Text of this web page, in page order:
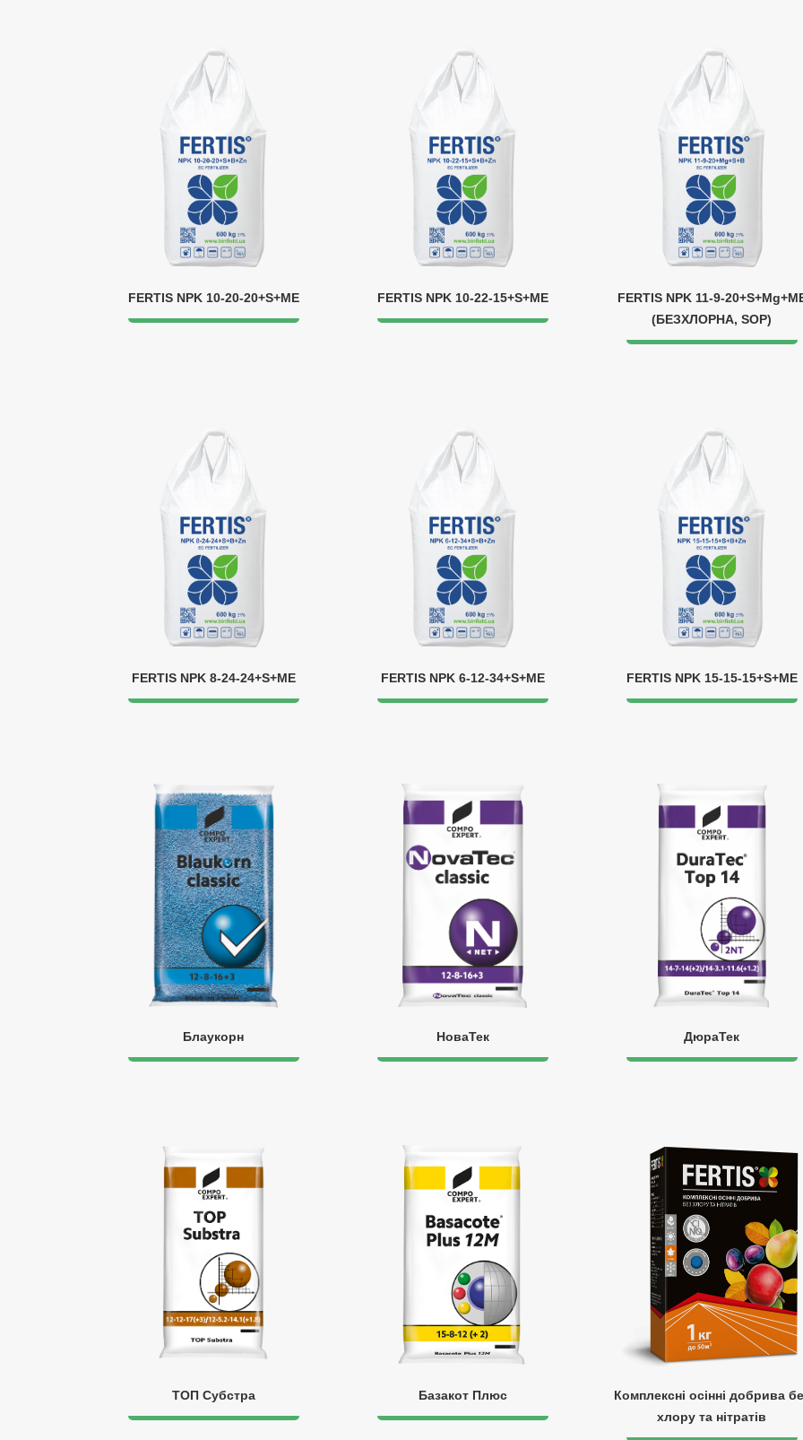
FERTIS NPK 10-20-20+S+ME FERTIS NPK 10-22-15+S+ME
FERTIS NPK 11-9-
(БЕЗХЛОРНА, SOP)
FERTIS NPK 8-24-24+S+МЕ FERTIS NPK 6-12-34+S+ME FERTIS NPK 15-15-15+S+ME
Блаукорн НоваТек ДюраТек
ТОП Субстра Базакот Плюс
Комплексні осінні добрива
хлору та нітратів